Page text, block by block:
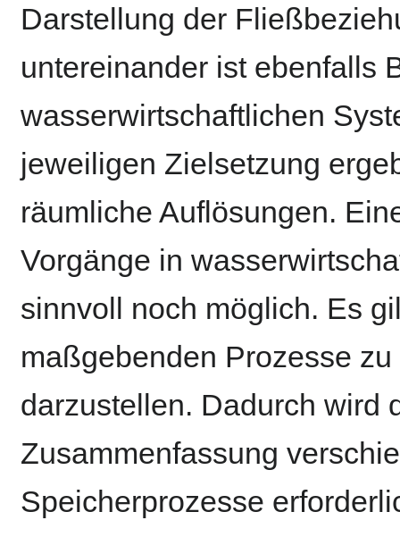
Darstellung der
untereinander ist ebenfalls
wasserwirtschaftlichen
jeweiligen Zielsetzung
räumliche Auflösungen.
Vorgänge in
sinnvoll noch möglich. Es
maßgebenden Prozesse
darzustellen. Dadurch wird
Zusammenfassung
Speicherprozesse